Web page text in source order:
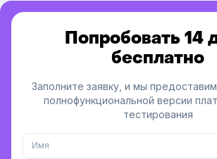
Попробовать 14
бесплатно
Заполните заявку, и мы
полнофункциональной версии
тестирования